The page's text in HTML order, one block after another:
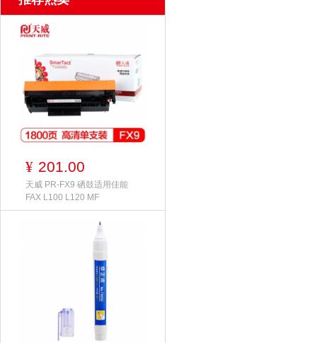
¥ 201.00
天威 PR-FX9 硒鼓适用佳能
FAX L100 L120 MF